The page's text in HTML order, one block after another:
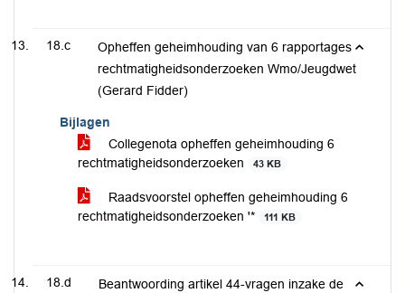
18.c
Opheffen geheimhouding van 6 rapportages
rechtmatigheidsonderzoeken Wmo/Jeugdwet
(Gerard Fidder)
Bijlagen
Collegenota opheffen geheimhouding 6
rechtmatigheidsonderzoeken
43 KB
Raadsvoorstel opheffen geheimhouding 6
rechtmatigheidsonderzoeken '*
111 KB
18.d
Beantwoording artikel 44-vragen inzake de